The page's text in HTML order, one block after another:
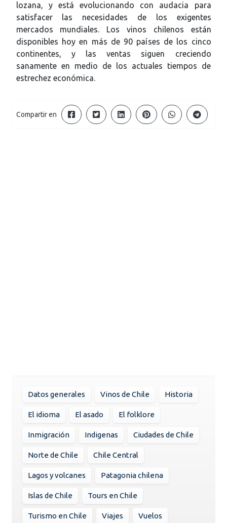
lozana, y está evolucionando con audacia para
satisfacer las necesidades de los exigentes
mercados mundiales. Los vinos chilenos están
disponibles hoy en más de 90 países de los cinco
continentes, y las ventas siguen creciendo
sanamente en medio de los actuales tiempos de
estrechez económica.
Compartir en
Datos generales Vinos de Chile Historia
El idioma El asado El folklore
Inmigración Indigenas Ciudades de Chile
Norte de Chile Chile Central
Lagos y volcanes Patagonia chilena
Islas de Chile Tours en Chile
Turismo en Chile Viajes Vuelos